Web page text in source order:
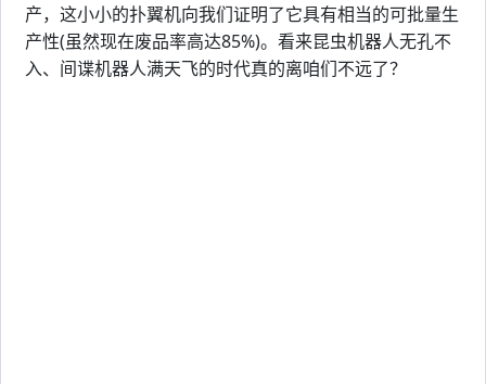
产，这小小的扑翼机向我们证明了它具有相当的可批量生
产性(虽然现在废品率高达85%)。看来昆虫机器人无孔不
入、间谍机器人满天飞的时代真的离咱们不远了？